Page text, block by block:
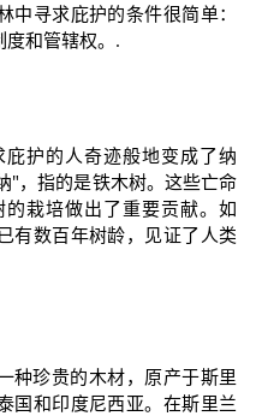
寻求庇护的条件很简单：
和管辖权。.
护的人奇迹般地变成了纳
"，指的是铁木树。这些亡命
栽培做出了重要贡献。如
有数百年树龄，见证了人类
种珍贵的木材，原产于斯里
国和印度尼西亚。在斯里兰